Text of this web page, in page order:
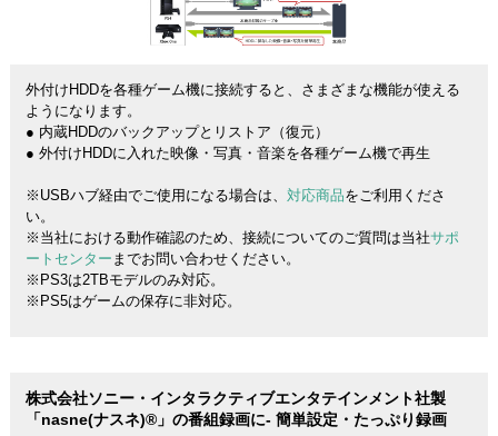
外付けHDDを各種ゲーム機に接続すると、さまざまな機能が使える
ようになります。
● 内蔵HDDのバックアップとリストア（復元）
● 外付けHDDに入れた映像・写真・音楽を各種ゲーム機で再生
※USBハブ経由でご使用になる場合は、 対応商品をご利用くださ
い。
※当社における動作確認のため、接続についてのご質問は当社サポ
ートセンター までお問い合わせください。
※PS3は2TBモデルのみ対応。
※PS5はゲームの保存に非対応。
株式会社ソニー・インタラクティブエンタテインメント社製
「nasne(ナスネ)®」の番組録画に- 簡単設定・たっぷり録画